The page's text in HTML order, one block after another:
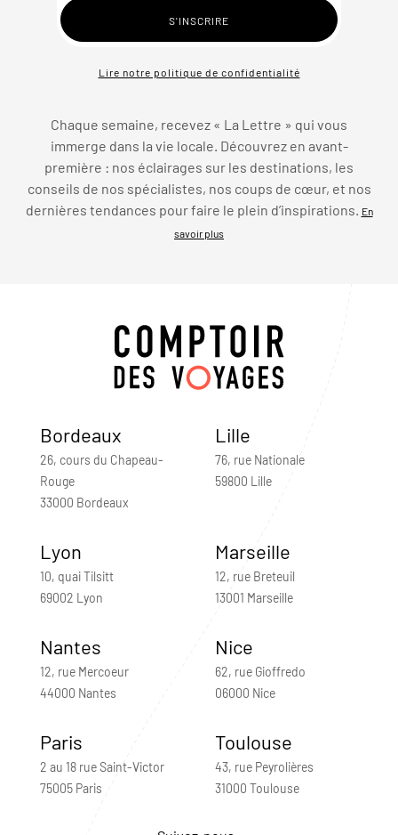
Lire notre politique de confidentialité
Chaque semaine, recevez « La Lettre » qui vous
immerge dans la vie locale. Découvrez en avant-
première : nos éclairages sur les destinations, les
conseils de nos spécialistes, nos coups de cœur, et nos
dernières tendances pour faire le plein d’inspirations.
En
savoir plus
Bordeaux
26, cours du Chapeau-
Rouge
33000 Bordeaux
Lille
76, rue Nationale
59800 Lille
Lyon
10, quai Tilsitt
69002 Lyon
Marseille
12, rue Breteuil
13001 Marseille
Nantes
12, rue Mercoeur
44000 Nantes
Nice
62, rue Gioffredo
06000 Nice
Paris
2 au 18 rue Saint-Victor
75005 Paris
Toulouse
43, rue Peyrolières
31000 Toulouse